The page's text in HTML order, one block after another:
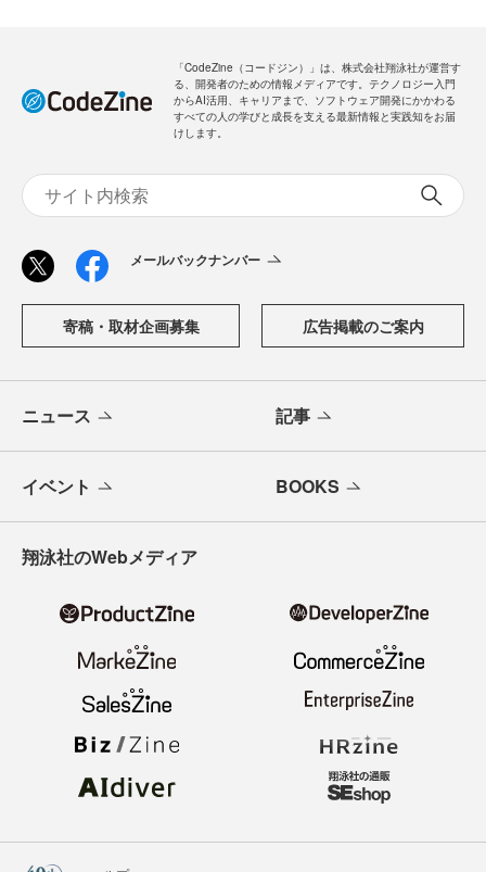
「CodeZine（コードジン）」は、株式会社翔泳社が運営す
る、開発者のための情報メディアです。テクノロジー入門
からAI活用、キャリアまで、ソフトウェア開発にかかわる
すべての人の学びと成長を支える最新情報と実践知をお届
けします。
メールバックナンバー
寄稿・取材企画募集 広告掲載のご案内
ニュース 記事
イベント BOOKS
翔泳社のWebメディア